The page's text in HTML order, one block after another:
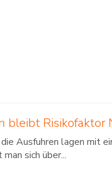
bleibt Risikofaktor
Ausfuhren lagen mit
sich über...